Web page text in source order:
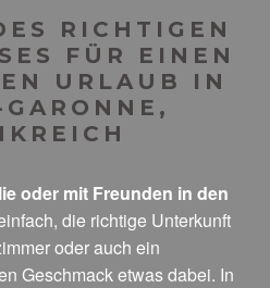
RICHTIGEN
FÜR EINEN
URLAUB IN
oder mit Freunden in den
die richtige Unterkunft
oder auch ein
Geschmack etwas dabei. In